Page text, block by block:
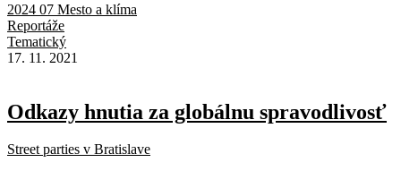
2024 07 Mesto a klíma
Reportáže
Tematický
17. 11. 2021
Odkazy hnutia za globálnu spravodlivosť
Street parties v Bratislave